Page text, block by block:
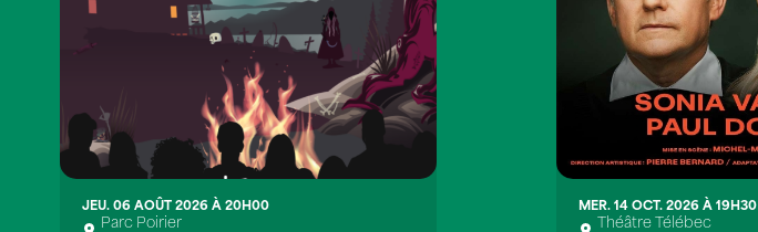
JEU. 06 AOÛT 2026 À 20H00
Parc Poirier
MER. 14 OCT. 2026 À 19H30
Théâtre Télébec